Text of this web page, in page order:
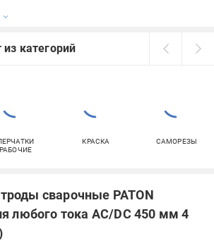
категорий
РАБОЧИЕ
КРАСКА САМОРЕЗЫ
сварочные PATON
любого тока AC/DC 450 мм 4